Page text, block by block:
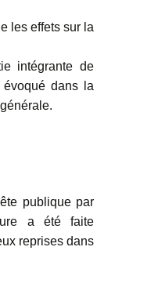
les effets sur la
intégrante de
évoqué dans la
publique par
a été faite
reprises dans